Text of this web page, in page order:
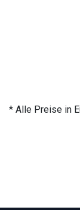
* Alle Preise in